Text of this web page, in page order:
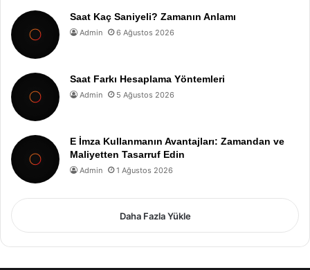
Saat Kaç Saniyeli? Zamanın Anlamı
Admin 6 Ağustos 2026
Saat Farkı Hesaplama Yöntemleri
Admin 5 Ağustos 2026
E İmza Kullanmanın Avantajları: Zamandan ve
Maliyetten Tasarruf Edin
Admin 1 Ağustos 2026
Daha Fazla Yükle